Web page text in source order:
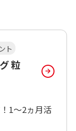
ト
粒
1～2ヵ月活